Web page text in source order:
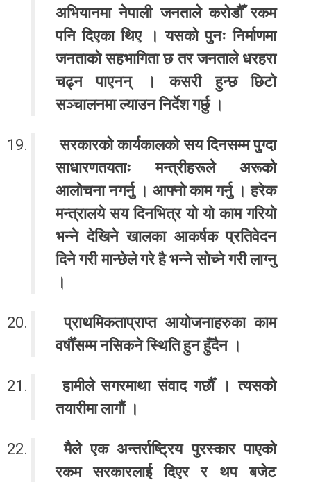
अभियानमा नेपाली जनताले करोडौँ रकम
पनि दिएका थिए । यसको पुनः निर्माणमा
जनताको सहभागिता छ तर जनताले धरहरा
चढ्न पाएनन् । कसरी हुन्छ छिटो
सञ्चालनमा ल्याउन निर्देश गर्छु ।
सरकारको कार्यकालको सय दिनसम्म पुग्दा
साधारणतयताः मन्त्रीहरूले अरूको
आलोचना नगर्नु । आफ्नो काम गर्नु । हरेक
मन्त्रालये सय दिनभित्र यो यो काम गरियो
भन्ने देखिने खालका आकर्षक प्रतिवेदन
दिने गरी मान्छेले गरे है भन्ने सोच्ने गरी लाग्नु
।
प्राथमिकताप्राप्त आयोजनाहरुका काम
वर्षौँसम्म नसिकने स्थिति हुन हुँदैन ।
हामीले सगरमाथा संवाद गर्छौँ । त्यसको
तयारीमा लागौं ।
मैले एक अन्तर्राष्ट्रिय पुरस्कार पाएको
रकम सरकारलाई दिएर र थप बजेट